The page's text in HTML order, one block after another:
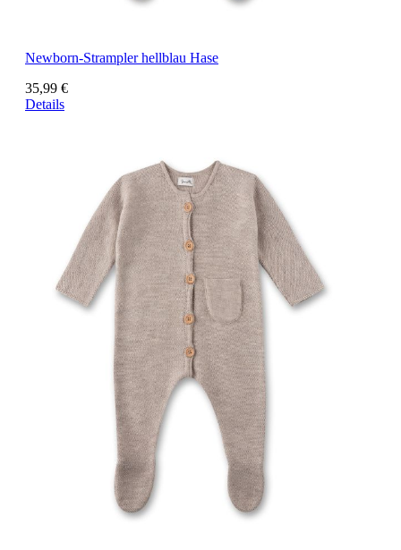
Newborn-Strampler hellblau Hase
35,99 €
Details